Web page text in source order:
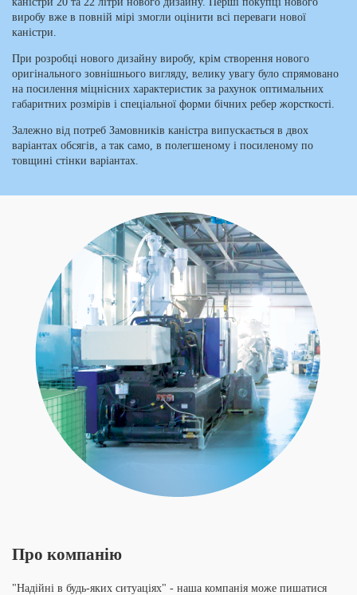
виробу вже в повній мірі змогли оцінити всі переваги нової
каністри.
При розробці нового дизайну виробу, крім створення нового
оригінального зовнішнього вигляду, велику увагу було спрямовано
на посилення міцнісних характеристик за рахунок оптимальних
габаритних розмірів і спеціальної форми бічних ребер жорсткості.
Залежно від потреб Замовників каністра випускається в двох
варіантах обсягів, а так само, в полегшеному і посиленому по
товщині стінки варіантах.
Про компанію
"Надійні в будь-яких ситуаціях" - наша компанія може пишатися